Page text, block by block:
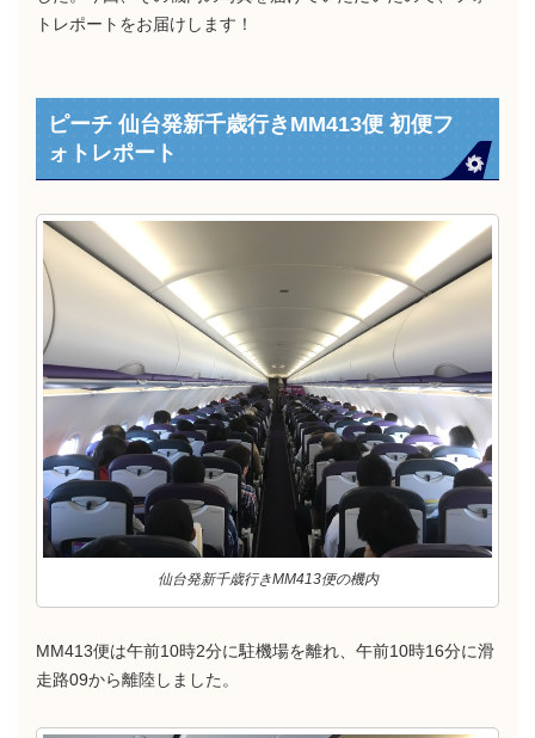
トレポートをお届けします！
ピーチ 仙台発新千歳行きMM413便 初便フ
ォトレポート
仙台発新千歳行きMM413便の機内
MM413便は午前10時2分に駐機場を離れ、午前10時16分に滑
走路09から離陸しました。